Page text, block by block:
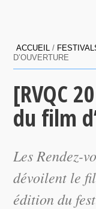
ACCUEIL /
D’OUVERTURE
[RVQC
du film
Les Rendez-
dévoilent le
édition du